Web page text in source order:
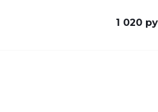
1 020